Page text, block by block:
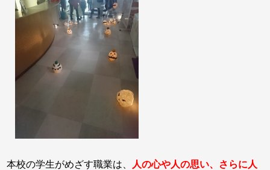
本校の学生がめざす職業は、
人の心や人の思い、さらに人